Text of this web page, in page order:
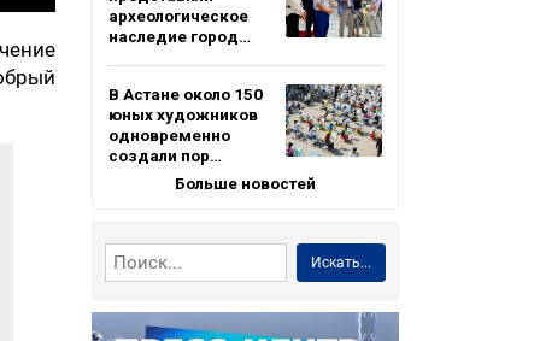
археологическое
наследие город…
В Астане около 150
юных художников
одновременно
создали пор…
Больше новостей
Искать...